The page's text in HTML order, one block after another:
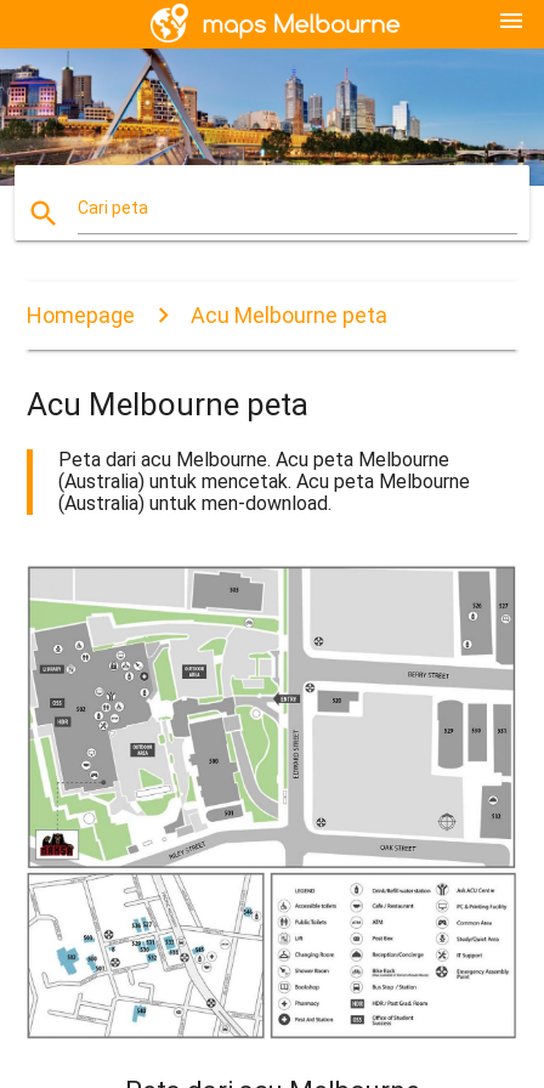
menu
search Cari peta
Homepage Acu Melbourne peta
Acu Melbourne peta
Peta dari acu Melbourne. Acu peta Melbourne
(Australia) untuk mencetak. Acu peta Melbourne
(Australia) untuk men-download.